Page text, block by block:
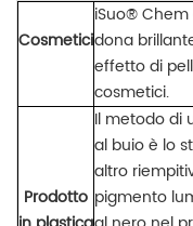
Cosmetici
iSuo® Chem
dona
effetto di
cosmetici.
Prodotto
Il metodo di
al buio è lo
altro
pigmento